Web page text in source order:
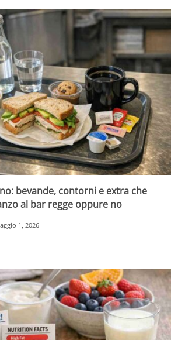
bevande, contorni e extra che
al bar regge oppure no
1, 2026